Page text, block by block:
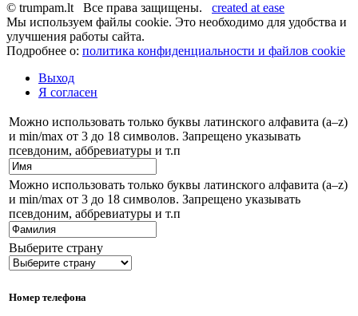
© trumpam.lt Все права защищены. created at ease
Мы используем файлы cookie. Это необходимо для удобства и
улучшения работы сайта.
Подробнее о: политика конфиденциальности и файлов cookie
Выход
Я согласен
Можно использовать только буквы латинского алфавита (a–z)
и min/max от 3 до 18 символов. Запрещено указывать
псевдоним, аббревиатуры и т.п
Можно использовать только буквы латинского алфавита (a–z)
и min/max от 3 до 18 символов. Запрещено указывать
псевдоним, аббревиатуры и т.п
Выберите страну
Номер телефона